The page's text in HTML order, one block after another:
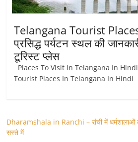
Telangana Tourist
प्रसिद्ध पर्यटन स्थल की
टूरिस्ट प्लेस
Places To Visit In Telangana In Hindi
Tourist Places In Telangana In Hindi
Dharamshala in Ranchi – रांची में धर्मशालाओं
सस्ते में